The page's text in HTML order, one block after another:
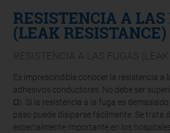
RESISTENCIA A LAS
(LEAK RESISTANCE)
RESISTENCIA A LAS FUGAS
Es imprescindible conocer la resistencia a
adhesivos conductores. No debe ser
Ω). Si la resistencia a la fuga es
paso puede disiparse fácilmente. Se trata
especialmente importante en los